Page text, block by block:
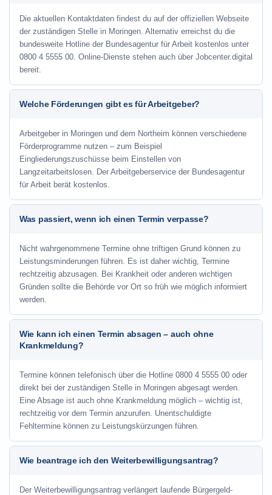
Die aktuellen Kontaktdaten findest du auf der offiziellen Webseite
der zuständigen Stelle in Moringen. Alternativ erreichst du die
bundesweite Hotline der Bundesagentur für Arbeit kostenlos unter
0800 4 5555 00. Online-Dienste stehen auch über Jobcenter.digital
bereit.
Welche Förderungen gibt es für Arbeitgeber?
Arbeitgeber in Moringen und dem Northeim können verschiedene
Förderprogramme nutzen – zum Beispiel
Eingliederungszuschüsse beim Einstellen von
Langzeitarbeitslosen. Der Arbeitgeberservice der Bundesagentur
für Arbeit berät kostenlos.
Was passiert, wenn ich einen Termin verpasse?
Nicht wahrgenommene Termine ohne triftigen Grund können zu
Leistungsminderungen führen. Es ist daher wichtig, Termine
rechtzeitig abzusagen. Bei Krankheit oder anderen wichtigen
Gründen sollte die Behörde vor Ort so früh wie möglich informiert
werden.
Wie kann ich einen Termin absagen – auch ohne
Krankmeldung?
Termine können telefonisch über die Hotline 0800 4 5555 00 oder
direkt bei der zuständigen Stelle in Moringen abgesagt werden.
Eine Absage ist auch ohne Krankmeldung möglich – wichtig ist,
rechtzeitig vor dem Termin anzurufen. Unentschuldigte
Fehltermine können zu Leistungskürzungen führen.
Wie beantrage ich den Weiterbewilligungsantrag?
Der Weiterbewilligungsantrag verlängert laufende Bürgergeld-